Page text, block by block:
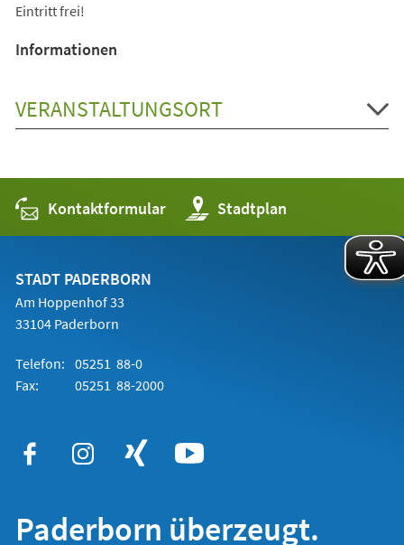
Eintritt frei!
Informationen
VERANSTALTUNGSORT
Kontaktformular Stadtplan
(Öffnet
in
einem
STADT PADERBORN
Am Hoppenhof 33
33104 Paderborn
Telefon: 05251 88-0
Fax:
05251 88-2000
Paderborn überzeugt.